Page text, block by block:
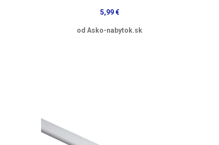
5,99 €
od Asko-nabytok.sk